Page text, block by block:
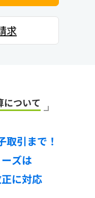
求
について
取引まで！
ズは
に対応